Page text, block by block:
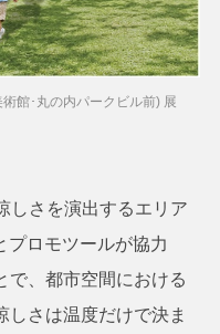
館･丸の内パークビル前) 展
しさを演出するエリア
プロモツールが協力
で、都市空間における
しさは温度だけで決ま